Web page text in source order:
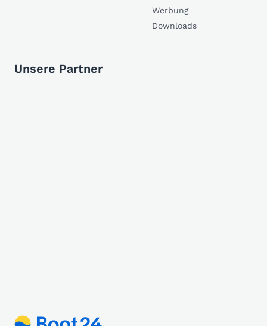
Werbung
Downloads
Unsere Partner